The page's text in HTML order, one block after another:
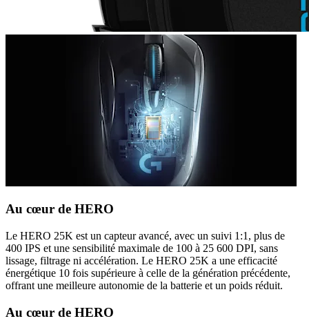
Au cœur de HERO
Le HERO 25K est un capteur avancé, avec un suivi 1:1, plus de
400 IPS et une sensibilité maximale de 100 à 25 600 DPI, sans
lissage, filtrage ni accélération. Le HERO 25K a une efficacité
énergétique 10 fois supérieure à celle de la génération précédente,
offrant une meilleure autonomie de la batterie et un poids réduit.
Au cœur de HERO